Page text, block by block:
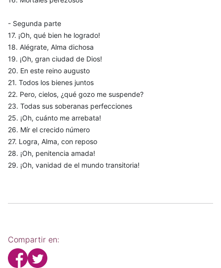
- Segunda parte
17. ¡Oh, qué bien he logrado!
18. Alégrate, Alma dichosa
19. ¡Oh, gran ciudad de Dios!
20. En este reino augusto
21. Todos los bienes juntos
22. Pero, cielos, ¿qué gozo me suspende?
23. Todas sus soberanas perfecciones
25. ¡Oh, cuánto me arrebata!
26. Mír el crecido número
27. Logra, Alma, con reposo
28. ¡Oh, penitencia amada!
29. ¡Oh, vanidad de el mundo transitoria!
Compartir en: